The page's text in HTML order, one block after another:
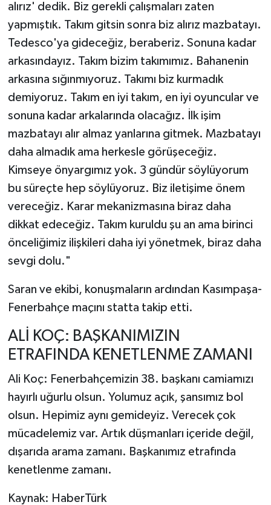
alırız' dedik. Biz gerekli çalışmaları zaten
yapmıştık. Takım gitsin sonra biz alırız mazbatayı.
Tedesco'ya gideceğiz, beraberiz. Sonuna kadar
arkasındayız. Takım bizim takımımız. Bahanenin
arkasına sığınmıyoruz. Takımı biz kurmadık
demiyoruz. Takım en iyi takım, en iyi oyuncular ve
sonuna kadar arkalarında olacağız. İlk işim
mazbatayı alır almaz yanlarına gitmek. Mazbatayı
daha almadık ama herkesle görüşeceğiz.
Kimseye önyargımız yok. 3 gündür söylüyorum
bu süreçte hep söylüyoruz. Biz iletişime önem
vereceğiz. Karar mekanizmasına biraz daha
dikkat edeceğiz. Takım kuruldu şu an ama birinci
önceliğimiz ilişkileri daha iyi yönetmek, biraz daha
sevgi dolu."
Saran ve ekibi, konuşmaların ardından Kasımpaşa-
Fenerbahçe maçını statta takip etti.
ALİ KOÇ: BAŞKANIMIZIN
ETRAFINDA KENETLENME ZAMANI
Ali Koç: Fenerbahçemizin 38. başkanı camiamızı
hayırlı uğurlu olsun. Yolumuz açık, şansımız bol
olsun. Hepimiz aynı gemideyiz. Verecek çok
mücadelemiz var. Artık düşmanları içeride değil,
dışarıda arama zamanı. Başkanımız etrafında
kenetlenme zamanı.
Kaynak: HaberTürk